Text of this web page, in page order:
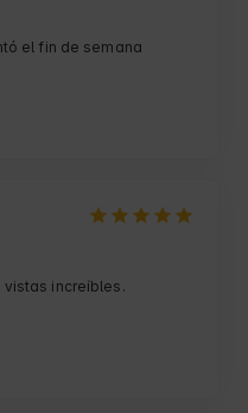
el fin de semana
vistas increíbles.